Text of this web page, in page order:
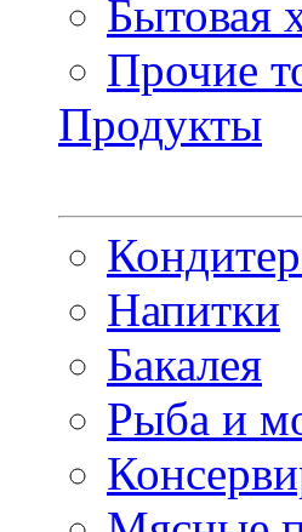
Бытовая
Прочие
Продукты
Напитки
Бакалея
Рыба и